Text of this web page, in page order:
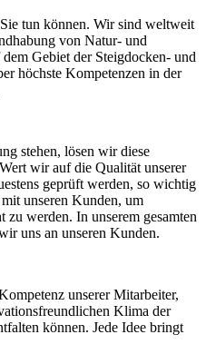
tun können. Wir sind weltweit
von Natur- und
Gebiet der Steigdocken- und
höchste Kompetenzen in der
stehen, lösen wir diese
wir auf die Qualität unserer
geprüft werden, so wichtig
unseren Kunden, um
werden. In unserem gesamten
uns an unseren Kunden.
unserer Mitarbeiter,
Klima der
können. Jede Idee bringt